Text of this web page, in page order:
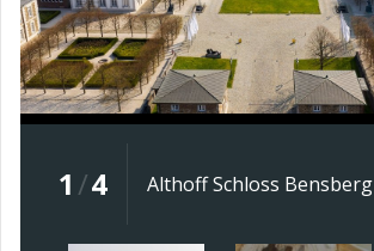
1/4 Althoff Schloss Bensberg